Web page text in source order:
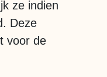
ze indien
Deze
voor de